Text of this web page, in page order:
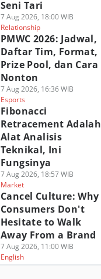
Seni Tari
7 Aug 2026, 18:00 WIB
Relationship
PMWC 2026: Jadwal,
Daftar Tim, Format,
Prize Pool, dan Cara
Nonton
7 Aug 2026, 16:36 WIB
Esports
Fibonacci
Retracement Adalah
Alat Analisis
Teknikal, Ini
Fungsinya
7 Aug 2026, 18:57 WIB
Market
Cancel Culture: Why
Consumers Don't
Hesitate to Walk
Away From a Brand
7 Aug 2026, 11:00 WIB
English